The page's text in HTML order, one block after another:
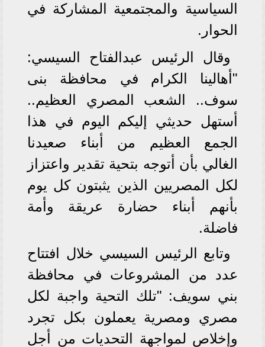
السياسية والمجتمعية المشاركة في
الحوار.
وقال الرئيس عبدالفتاح السيسي:
"أهالينا الكرام في محافظة بنى
سوف.. الشعب المصري العظيم..
أستهل حديثي إليكم اليوم في هذا
الجمع العظيم من أبناء صعيدنا
الغالي بأن أتوجه بتحية تقدير واعتزاز
لكل المصريين الذين يثبتون كل يوم
بأنهم أبناء حضارة عريقة وأمة
فاضلة.
وتابع الرئيس السيسي خلال افتتاح
عدد من المشروعات في محافظة
بني سويف: "تلك التحية واجبة لكل
مصري ومصرية يعملون بكل تجرد
وإخلاص لمواجهة التحديات من أجل